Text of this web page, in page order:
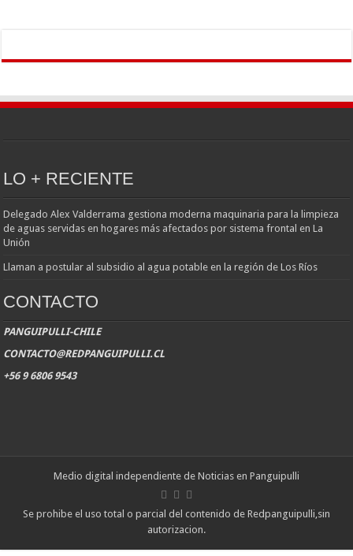
LO + RECIENTE
Delegado Alex Valderrama gestiona moderna maquinaria para la limpieza
de aguas servidas en hogares más afectados por sistema frontal en La
Unión
Llaman a postular al subsidio al agua potable en la región de Los Ríos
CONTACTO
PANGUIPULLI-CHILE
CONTACTO@REDPANGUIPULLI.CL
+56 9 6806 9543
Medio digital independiente de Noticias en Panguipulli
Se prohibe el uso total o parcial del contenido de Redpanguipulli,sin
autorizacion.